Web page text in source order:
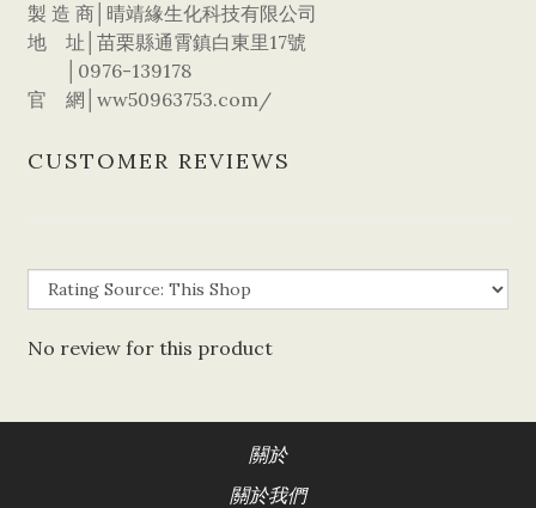
製 造 商│晴靖緣生化科技有限公司
地 址│苗栗縣通霄鎮白東里17號
│0976-139178
官 網│ww50963753.com/
CUSTOMER REVIEWS
No review for this product
關於
關於我們